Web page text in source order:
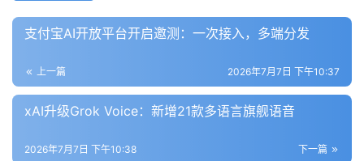
报
告
支付宝AI开放平台开启邀测：一次接入，多端分发
上一篇 2026年7月7日 下午10:37
xAI升级Grok Voice：新增21款多语言旗舰语音
下一篇
2026年7月7日 下午10:38